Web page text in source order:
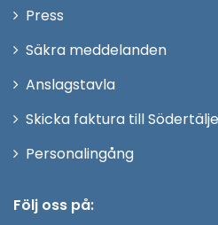
Press
fönster
Säkra meddelanden
Anslagstavla
Skicka faktura till
PersonalingångÖppna
Följ oss på: